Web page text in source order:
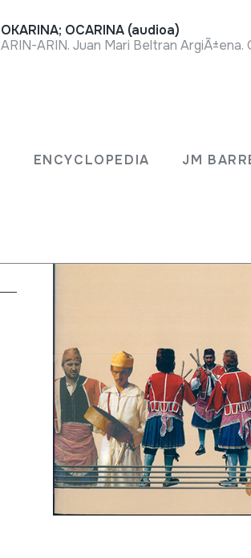
ENCYCLOPEDIA JM
OKARINA; OCARINA (audioa)
ARIN-ARIN. Juan Mari Beltran ArgiÃ±ena.